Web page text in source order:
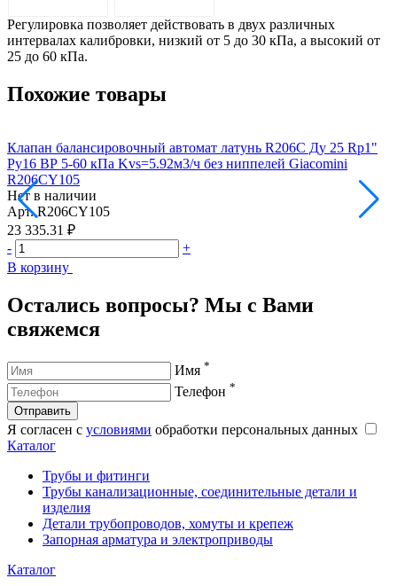
Регулировка позволяет действовать в двух различных
интервалах калибровки, низкий от 5 до 30 кПа, а высокий от
25 до 60 кПа.
Похожие товары
Клапан балансировочный автомат латунь R206C Ду 25 Rp1"
Ру16 ВР 5-60 кПа Kvs=5.92м3/ч без ниппелей Giacomini
R206CY105
Нет в наличии
Арт. R206CY105
23 335.31 ₽
-
+
В корзину
Остались вопросы? Мы с Вами
свяжемся
Имя *
Телефон *
Отправить
Я согласен с условиями обработки персональных данных
Каталог
Трубы и фитинги
Трубы канализационные, соединительные детали и
изделия
Детали трубопроводов, хомуты и крепеж
Запорная арматура и электроприводы
Каталог